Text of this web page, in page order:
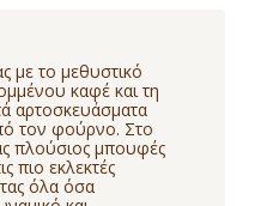
με το μεθυστικό
καφέ και τη
αρτοσκευάσματα
τον φούρνο. Στο
πλούσιος μπουφές
πιο εκλεκτές
όλα όσα